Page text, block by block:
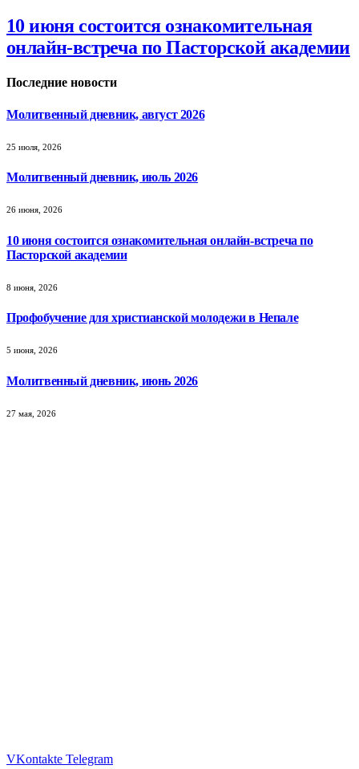
10 июня состоится ознакомительная
онлайн-встреча по Пасторской академии
Последние новости
Молитвенный дневник, август 2026
25 июля, 2026
Молитвенный дневник, июль 2026
26 июня, 2026
10 июня состоится ознакомительная онлайн-встреча по
Пасторской академии
8 июня, 2026
Профобучение для христианской молодежи в Непале
5 июня, 2026
Молитвенный дневник, июнь 2026
27 мая, 2026
VKontakte Telegram